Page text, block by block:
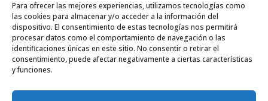
Para ofrecer las mejores experiencias, utilizamos tecnologías como
las cookies para almacenar y/o acceder a la información del
dispositivo. El consentimiento de estas tecnologías nos permitirá
procesar datos como el comportamiento de navegación o las
identificaciones únicas en este sitio. No consentir o retirar el
consentimiento, puede afectar negativamente a ciertas características
y funciones.
649 35 56 83
REDES SOCIALES